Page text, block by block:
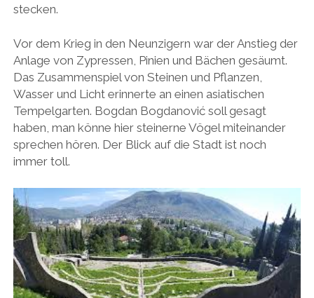
stecken.
Vor dem Krieg in den Neunzigern war der Anstieg der
Anlage von Zypressen, Pinien und Bächen gesäumt.
Das Zusammenspiel von Steinen und Pflanzen,
Wasser und Licht erinnerte an einen asiatischen
Tempelgarten. Bogdan Bogdanović soll gesagt
haben, man könne hier steinerne Vögel miteinander
sprechen hören. Der Blick auf die Stadt ist noch
immer toll.